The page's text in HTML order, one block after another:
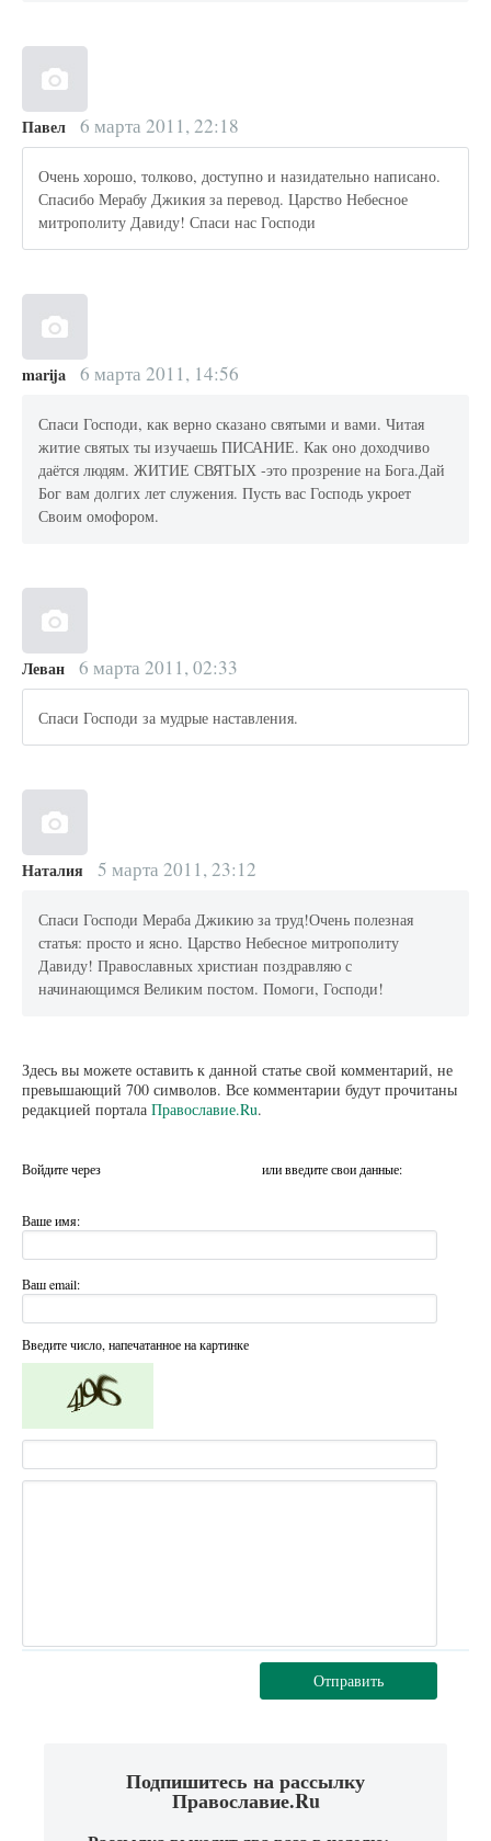
Павел 6 марта 2011, 22:18
Очень хорошо, толково, доступно и назидательно написано.
Спасибо Мерабу Джикия за перевод. Царство Небесное
митрополиту Давиду! Спаси нас Господи
marija 6 марта 2011, 14:56
Спаси Господи, как верно сказано святыми и вами. Читая
житие святых ты изучаешь ПИСАНИЕ. Как оно доходчиво
даётся людям. ЖИТИЕ СВЯТЫХ -это прозрение на Бога.Дай
Бог вам долгих лет служения. Пусть вас Господь укроет
Своим омофором.
Леван 6 марта 2011, 02:33
Спаси Господи за мудрые наставления.
Наталия 5 марта 2011, 23:12
Спаси Господи Мераба Джикию за труд!Очень полезная
статья: просто и ясно. Царство Небесное митрополиту
Давиду! Православных христиан поздравляю с
начинающимся Великим постом. Помоги, Господи!
Здесь вы можете оставить к данной статье свой комментарий, не
превышающий 700 символов. Все комментарии будут прочитаны
редакцией портала Православие.Ru.
Войдите через или введите свои данные:
Ваше имя:
Ваш email:
Введите число, напечатанное на картинке
Отправить
Подпишитесь на рассылку
Православие.Ru